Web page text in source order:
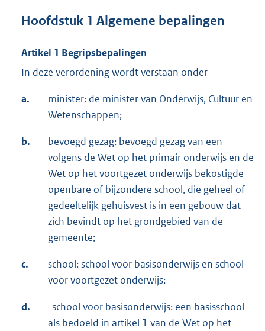
Hoofdstuk 1 Algemene bepalingen
Artikel 1 Begripsbepalingen
In deze verordening wordt verstaan onder
a.
minister: de minister van Onderwijs, Cultuur en
Wetenschappen;
b.
bevoegd gezag: bevoegd gezag van een
volgens de Wet op het primair onderwijs en de
Wet op het voortgezet onderwijs bekostigde
openbare of bij­zondere school, die ge­heel of
gedeeltelijk gehuisvest is in een gebouw dat
zich bevindt op het grondgebied van de
gemeente;
c.
school: school voor basisonderwijs en school
voor voortgezet onderwijs;
d.
-school voor basisonderwijs: een basisschool
als bedoeld in artikel 1 van de Wet op het